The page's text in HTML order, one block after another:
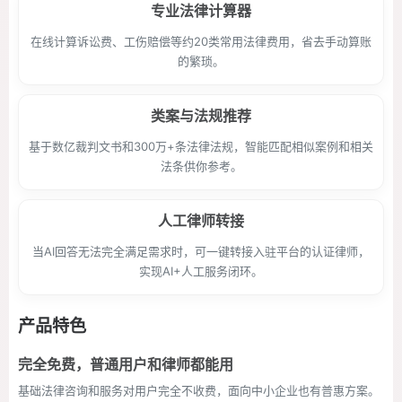
专业法律计算器
在线计算诉讼费、工伤赔偿等约20类常用法律费用，省去手动算账
的繁琐。
类案与法规推荐
基于数亿裁判文书和300万+条法律法规，智能匹配相似案例和相关
法条供你参考。
人工律师转接
当AI回答无法完全满足需求时，可一键转接入驻平台的认证律师，
实现AI+人工服务闭环。
产品特色
完全免费，普通用户和律师都能用
基础法律咨询和服务对用户完全不收费，面向中小企业也有普惠方案。